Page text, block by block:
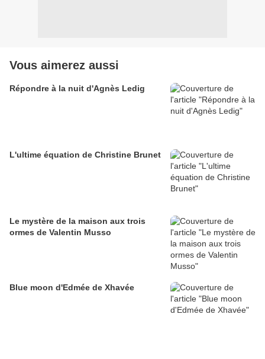
Vous aimerez aussi
Répondre à la nuit d'Agnès Ledig
L'ultime équation de Christine Brunet
Le mystère de la maison aux trois
ormes de Valentin Musso
Blue moon d'Edmée de Xhavée